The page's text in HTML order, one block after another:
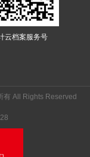
云档案服务号
有 All Rights Reserved